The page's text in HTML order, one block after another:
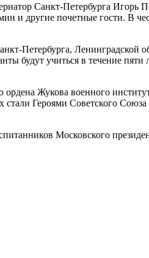
Санкт-Петербурга Игорь
и другие почетные гости. В
Петербурга, Ленинградской
будут учиться в течение
Жукова военного
стали Героями Советского
Московского